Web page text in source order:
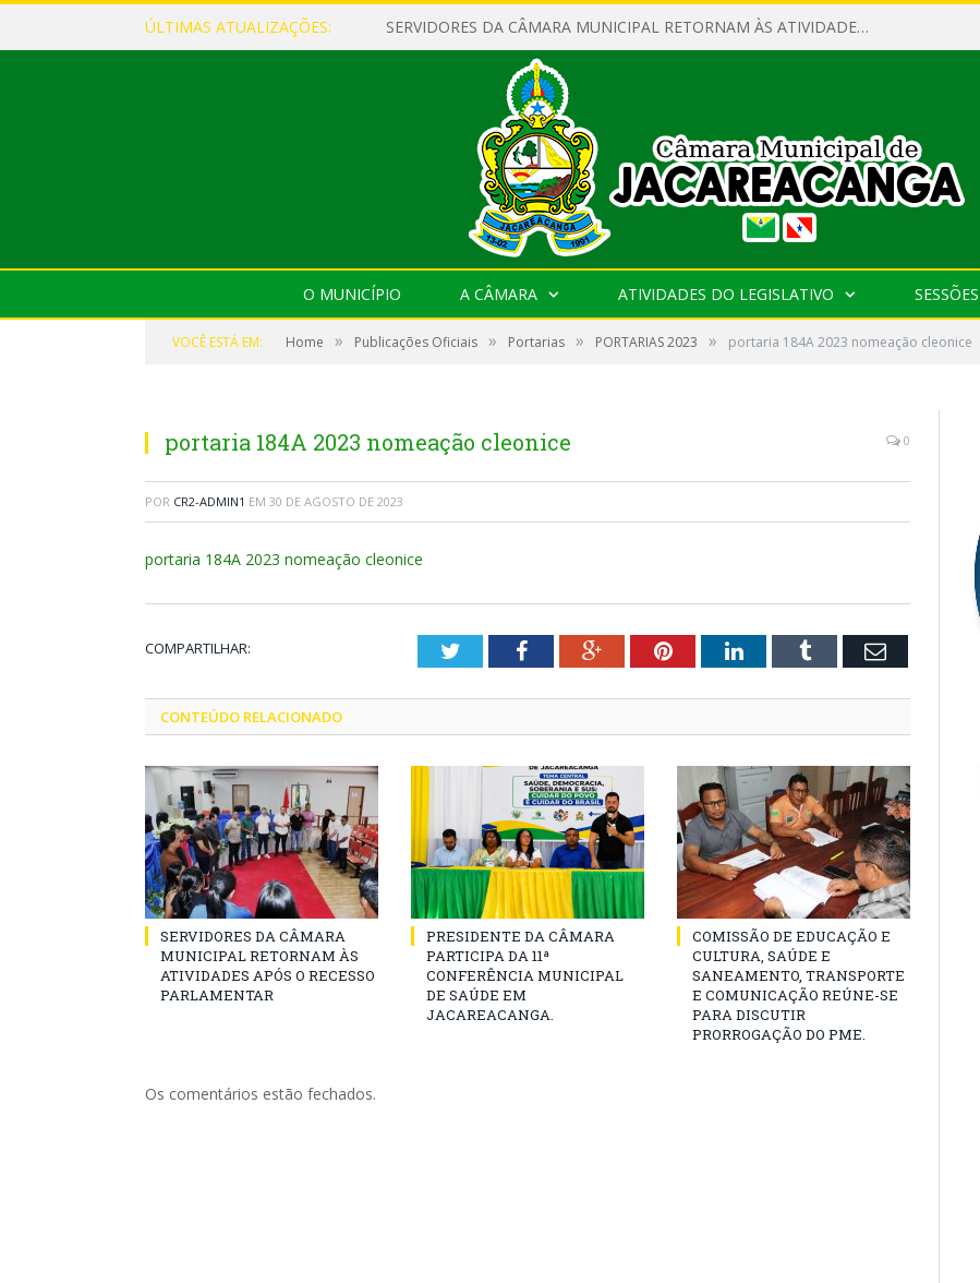
ÚLTIMAS ATUALIZAÇÕES: SERVIDORES DA CÂMARA MUNICIPAL RETORNAM ÀS ATIVIDADES APÓS O RECESSO PARLAMENTAR
O MUNICÍPIO A CÂMARA ATIVIDADES DO LEGISLATIVO SESSÕES
VOCÊ ESTÁ EM: Home » Publicações Oficiais » Portarias » PORTARIAS 2023 » portaria 184A 2023 nomeação cleonice
portaria 184A 2023 nomeação cleonice 0
POR CR2-ADMIN1 EM 30 DE AGOSTO DE 2023
portaria 184A 2023 nomeação cleonice
COMPARTILHAR: TwitterFacebookGoogle+PinterestLinkedInTumblr Email
CONTEÚDO RELACIONADO
SERVIDORES DA CÂMARA
MUNICIPAL RETORNAM ÀS
ATIVIDADES APÓS O RECESSO
PARLAMENTAR
PRESIDENTE DA CÂMARA
PARTICIPA DA 11ª
CONFERÊNCIA MUNICIPAL
DE SAÚDE EM
JACAREACANGA.
COMISSÃO DE EDUCAÇÃO E
CULTURA, SAÚDE E
SANEAMENTO, TRANSPORTE
E COMUNICAÇÃO REÚNE-SE
PARA DISCUTIR
PRORROGAÇÃO DO PME.
Os comentários estão fechados.